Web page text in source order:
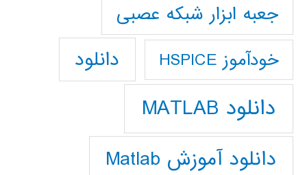
جعبه ابزار شبکه عصبی
خودآموز HSPICE دانلود
دانلود MATLAB
دانلود آموزش Matlab